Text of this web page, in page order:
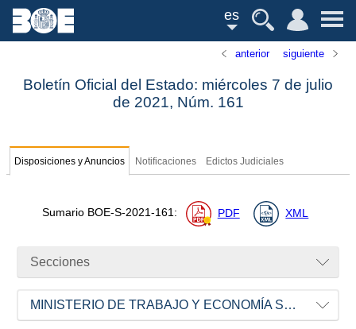
es
anterior siguiente
Boletín Oficial del Estado: miércoles 7 de julio
de 2021, Núm. 161
Disposiciones y Anuncios Notificaciones Edictos Judiciales
Sumario BOE-S-2021-161: PDF XML
Secciones
MINISTERIO DE TRABAJO Y ECONOMÍA SOCIAL